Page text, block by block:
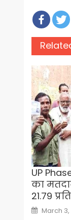
UP
का
21.79
Posted
on
March